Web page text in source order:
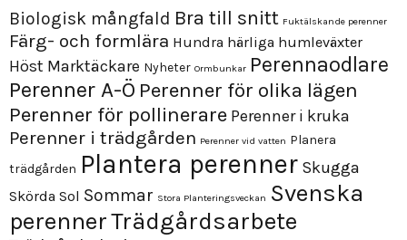
Biologisk mångfald Bra till snitt Fuktälskande perenner
Färg- och formlära Hundra härliga humleväxter
Höst Marktäckare Nyheter Ormbunkar Perennaodlare
Perenner A-Ö Perenner för olika lägen
Perenner för pollinerare Perenner i kruka
Perenner i trädgården Perenner vid vatten Planera
trädgården Plantera perenner Skugga
Skörda Sol Sommar Stora Planteringsveckan Svenska
perennerTrädgårdsarbete